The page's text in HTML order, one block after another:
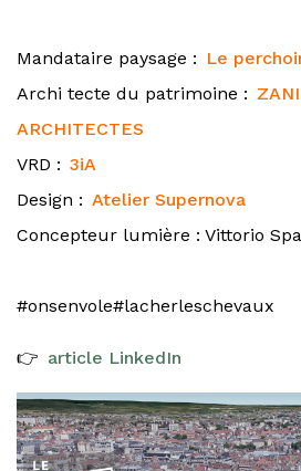
Mandataire paysage : Le
Archi tecte du patrimoine :
ARCHITECTES
VRD : 3iA
Design : Atelier Supernova
Concepteur lumière : Vittorio
#onsenvole#lacherleschevaux
👉 article LinkedIn